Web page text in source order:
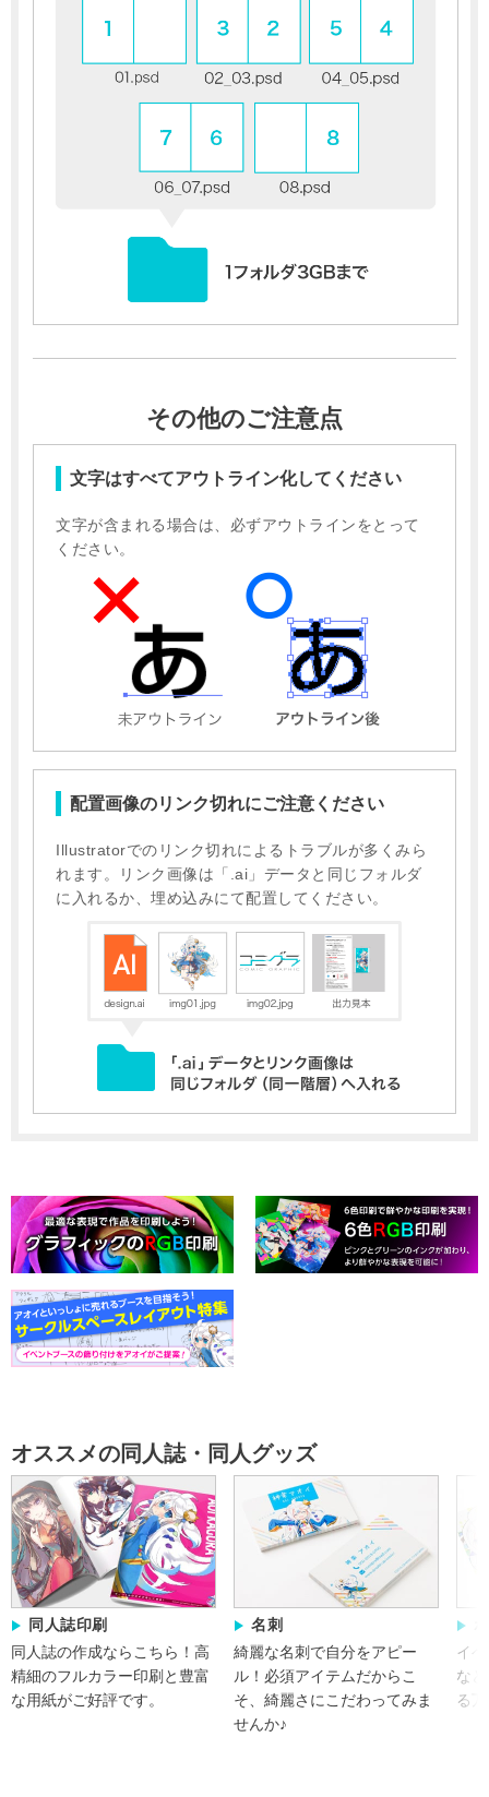
その他のご注意点
文字はすべてアウトライン化してください
文字が含まれる場合は、必ずアウトラインをとって
ください。
配置画像のリンク切れにご注意ください
Illustratorでのリンク切れによるトラブルが多くみら
れます。リンク画像は「.ai」データと同じフォルダ
に入れるか、埋め込みにて配置してください。
オススメの同人誌・同人グッズ
同人誌印刷
同人誌の作成ならこちら！ 高
精細のフルカラー印刷と豊富
な用紙がご好評です。
名刺
綺麗な名刺で自分をアピー
ル！必須アイテムだからこ
そ、綺麗さにこだわってみま
せんか♪
イ
な
る